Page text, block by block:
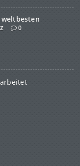
weltbesten
0